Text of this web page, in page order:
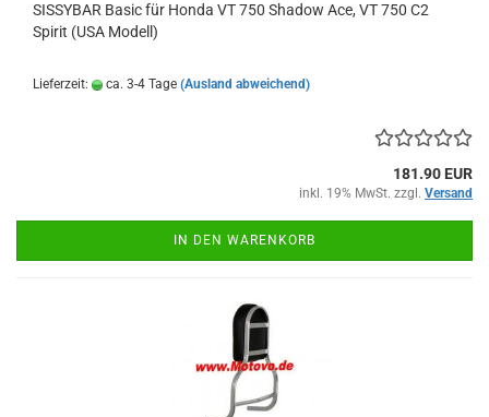
SISSYBAR Basic für Honda VT 750 Shadow Ace, VT 750 C2
Spirit (USA Modell)
Lieferzeit: ca. 3-4 Tage (Ausland abweichend)
181.90 EUR
inkl. 19% MwSt. zzgl. Versand
IN DEN WARENKORB